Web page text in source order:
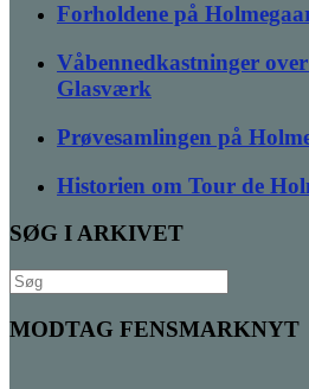
Forholdene på
Våbennedkastninger
Glasværk
Prøvesamlingen på
Historien om Tour de
SØG I ARKIVET
Søg
efter:
MODTAG FENSMARKNYT